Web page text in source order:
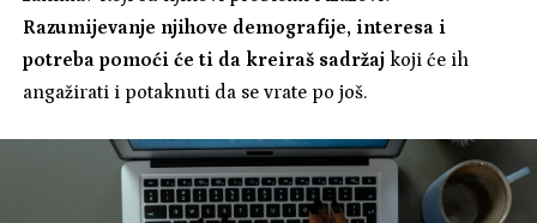
Razumijevanje njihove demografije, interesa i
potreba pomoći će ti da kreiraš sadržaj koji će ih
angažirati i potaknuti da se vrate po još.